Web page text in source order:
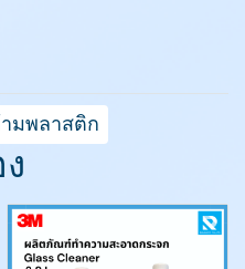
มพลาสติก